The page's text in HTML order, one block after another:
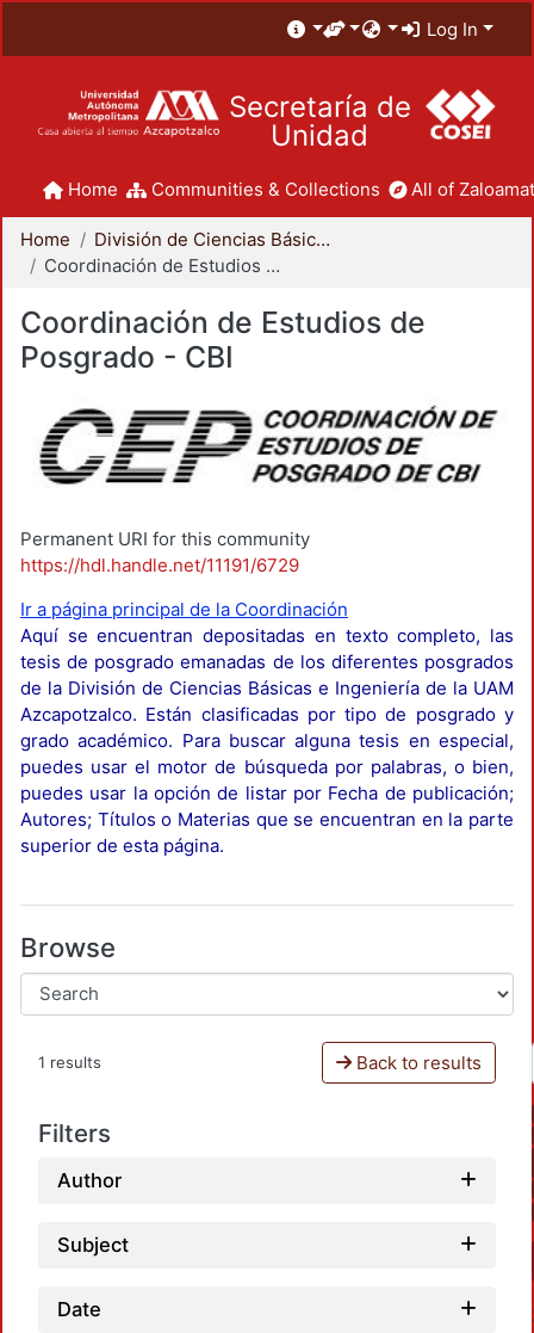
Log In
Secretaría de
Unidad
Home Communities & Collections All of
Home
División de Ciencias Básicas e Ingeniería
Coordinación de Estudios de Posgrado - CBI
Coordinación de Estudios de
Posgrado - CBI
Permanent URI for this community
https://hdl.handle.net/11191/6729
Ir a página principal de la Coordinación
Aquí se encuentran depositadas en texto completo, las
tesis de posgrado emanadas de los diferentes posgrados
de la División de Ciencias Básicas e Ingeniería de la UAM
Azcapotzalco. Están clasificadas por tipo de posgrado y
grado académico. Para buscar alguna tesis en especial,
puedes usar el motor de búsqueda por palabras, o bien,
puedes usar la opción de listar por Fecha de publicación;
Autores; Títulos o Materias que se encuentran en la parte
superior de esta página.
Browse
1 results Back to results
Filters
Author
Subject
Date